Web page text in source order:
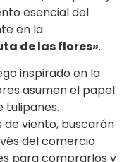
esencial del
en la
de las flores».
inspirado en la
asumen el papel
tulipanes.
viento, buscarán
del comercio
para comprarlos y